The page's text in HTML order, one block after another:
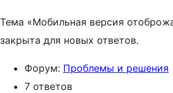
Тема «Мобильная версия
закрыта для новых ответов.
Форум: Проблемы и решения
7 ответов